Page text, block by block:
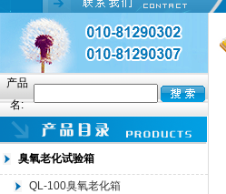
产品
名:
臭氧老化试验箱
QL-100臭氧老化箱